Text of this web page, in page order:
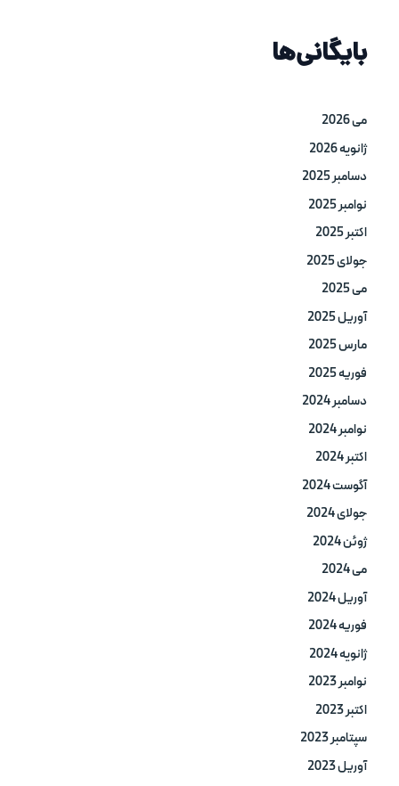
بایگانی‌ها
می 2026
ژانویه 2026
دسامبر 2025
نوامبر 2025
اکتبر 2025
جولای 2025
می 2025
آوریل 2025
مارس 2025
فوریه 2025
دسامبر 2024
نوامبر 2024
اکتبر 2024
آگوست 2024
جولای 2024
ژوئن 2024
می 2024
آوریل 2024
فوریه 2024
ژانویه 2024
نوامبر 2023
اکتبر 2023
سپتامبر 2023
آوریل 2023